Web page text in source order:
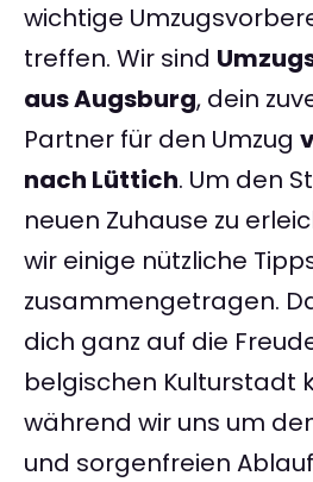
wichtige
treffen. Wir sind
aus Augsburg, dein
Partner für den Umzug
nach Lüttich. Um den
neuen Zuhause zu
wir einige nützliche
zusammengetragen.
dich ganz auf die
belgischen Kulturstadt
während wir uns um
und sorgenfreien